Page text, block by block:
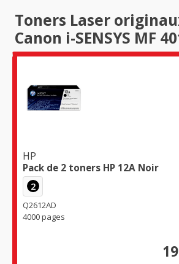
Toners Laser
Canon i-SENSYS MF
HP
Pack de 2 toners HP 12A Noir
2
Q2612AD
4000 pages